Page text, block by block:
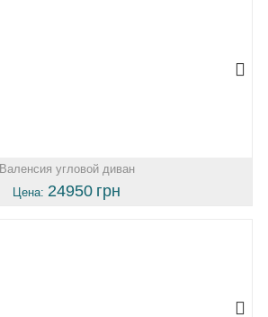
Валенсия угловой диван
Цена: 24950 грн